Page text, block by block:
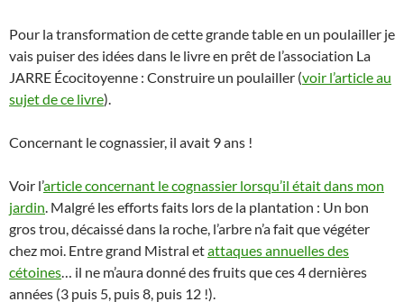
Pour la transformation de cette grande table en un poulailler je
vais puiser des idées dans le livre en prêt de l’association La
JARRE Écocitoyenne : Construire un poulailler (voir l’article au
sujet de ce livre).
Concernant le cognassier, il avait 9 ans !
Voir l’article concernant le cognassier lorsqu’il était dans mon
jardin. Malgré les efforts faits lors de la plantation : Un bon
gros trou, décaissé dans la roche, l’arbre n’a fait que végéter
chez moi. Entre grand Mistral etattaques annuelles des
cétoines… il ne m’aura donné des fruits que ces 4 dernières
années (3 puis 5, puis 8, puis 12 !).